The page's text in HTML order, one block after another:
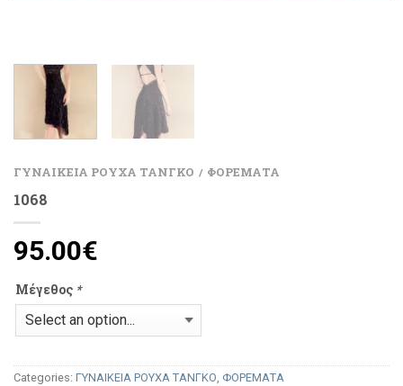
ΓΥΝΑΙΚΕΙΑ ΡΟΥΧΑ ΤΑΝΓΚΟ / ΦΟΡΕΜΑΤΑ
1068
95.00€
Μέγεθος *
Categories: ΓΥΝΑΙΚΕΙΑ ΡΟΥΧΑ ΤΑΝΓΚΟ, ΦΟΡΕΜΑΤΑ